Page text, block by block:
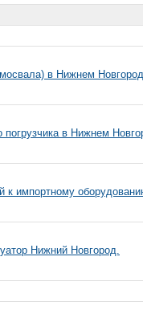
в Нижнем
погрузчика в Нижнем
к импортному
Нижний Новгород.